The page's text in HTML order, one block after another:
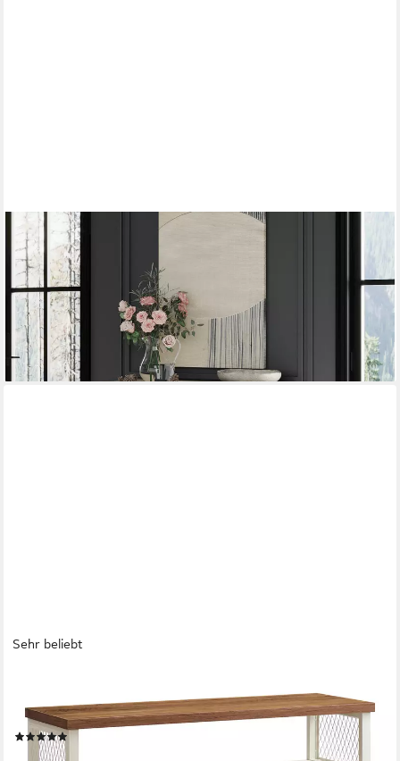
WAMPAT
Sideboard 90 cm breiter, 82 cm hoher Schrank mit 3 Fächern,
Buffetschrank für Wohnzimmer, Flur, Esszimmer, Schlafzimmer
119,99 € 220,00 €
-45%
lieferbar - in 3-4 Werktagen bei dir
Sehr beliebt
Sideboard Küchenschrank, Aufbewahrungsschrank, mit 2
Schiebetüren, 33 x 100 x 80 cm, verstellbare Ablagen
(247)
89,99 € UVP